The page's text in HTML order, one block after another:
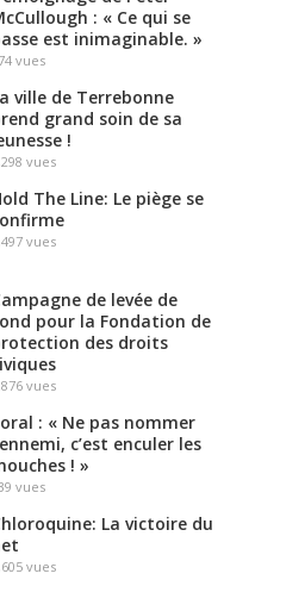
: « Ce qui se
est inimaginable. »
vues
ville de Terrebonne
grand soin de sa
!
vues
The Line: Le piège se
vues
de levée de
pour la Fondation de
des droits
vues
: « Ne pas nommer
c’est enculer les
! »
vues
La victoire du
vues